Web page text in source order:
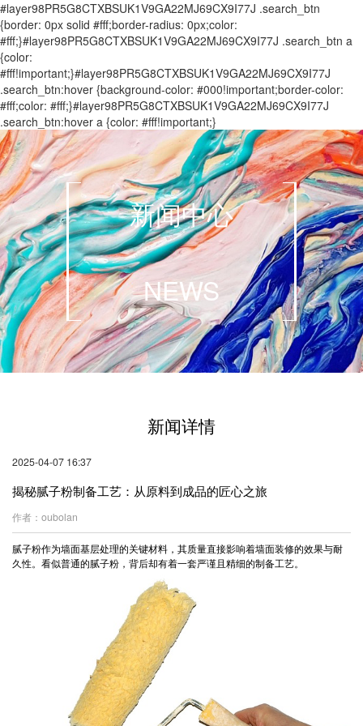
#layer98PR5G8CTXBSUK1V9GA22MJ69CX9I77J .search_btn
{border: 0px solid #fff;border-radius: 0px;color:
#fff;}#layer98PR5G8CTXBSUK1V9GA22MJ69CX9I77J .search_btn a
{color:
#fff!important;}#layer98PR5G8CTXBSUK1V9GA22MJ69CX9I77J
.search_btn:hover {background-color: #000!important;border-color:
#fff;color: #fff;}#layer98PR5G8CTXBSUK1V9GA22MJ69CX9I77J
.search_btn:hover a {color: #fff!important;}
新闻中心
NEWS
新闻详情
2025-04-07 16:37
揭秘腻子粉制备工艺：从原料到成品的匠心之旅
作者：oubolan
腻子粉作为墙面基层处理的关键材料，其质量直接影响着墙面装修的效果与耐
久性。看似普通的腻子粉，背后却有着一套严谨且精细的制备工艺。